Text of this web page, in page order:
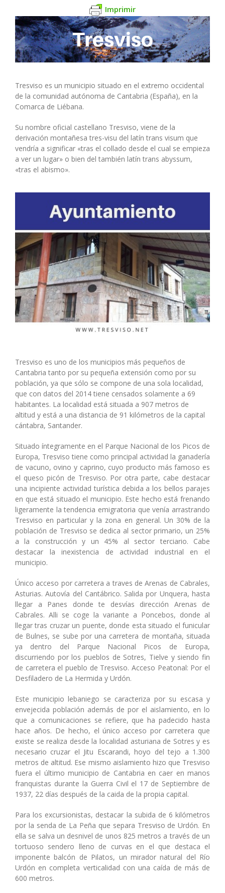
Imprimir
Tresviso es un municipio situado en el extremo occidental
de la comunidad autónoma de Cantabria (España), en la
Comarca de Liébana.
Su nombre oficial castellano Tresviso, viene de la
derivación montañesa tres-visu del latín trans visum que
vendría a significar «tras el collado desde el cual se empieza
a ver un lugar» o bien del también latín trans abyssum,
«tras el abismo».
Tresviso es uno de los municipios más pequeños de
Cantabria tanto por su pequeña extensión como por su
población, ya que sólo se compone de una sola localidad,
que con datos del 2014 tiene censados solamente a 69
habitantes. La localidad está situada a 907 metros de
altitud y está a una distancia de 91 kilómetros de la capital
cántabra, Santander.
Situado íntegramente en el Parque Nacional de los Picos de
Europa, Tresviso tiene como principal actividad la ganadería
de vacuno, ovino y caprino, cuyo producto más famoso es
el queso picón de Tresviso. Por otra parte, cabe destacar
una incipiente actividad turística debida a los bellos parajes
en que está situado el municipio. Este hecho está frenando
ligeramente la tendencia emigratoria que venía arrastrando
Tresviso en particular y la zona en general. Un 30% de la
población de Tresviso se dedica al sector primario, un 25%
a la construcción y un 45% al sector terciario. Cabe
destacar la inexistencia de actividad industrial en el
municipio.
Único acceso por carretera a traves de Arenas de Cabrales,
Asturias. Autovía del Cantábrico. Salida por Unquera, hasta
llegar a Panes donde te desvías dirección Arenas de
Cabrales. Alli se coge la variante a Poncebos, donde al
llegar tras cruzar un puente, donde esta situado el funicular
de Bulnes, se sube por una carretera de montaña, situada
ya dentro del Parque Nacional Picos de Europa,
discurriendo por los pueblos de Sotres, Tielve y siendo fin
de carretera el pueblo de Tresviso. Acceso Peatonal: Por el
Desfiladero de La Hermida y Urdón.
Este municipio lebaniego se caracteriza por su escasa y
envejecida población además de por el aislamiento, en lo
que a comunicaciones se refiere, que ha padecido hasta
hace años. De hecho, el único acceso por carretera que
existe se realiza desde la localidad asturiana de Sotres y es
necesario cruzar el Jitu Escarandi, hoyo del tejo a 1.300
metros de altitud. Ese mismo aislamiento hizo que Tresviso
fuera el último municipio de Cantabria en caer en manos
franquistas durante la Guerra Civil el 17 de Septiembre de
1937, 22 días después de la caida de la propia capital.
Para los excursionistas, destacar la subida de 6 kilómetros
por la senda de La Peña que separa Tresviso de Urdón. En
ella se salva un desnivel de unos 825 metros a través de un
tortuoso sendero lleno de curvas en el que destaca el
imponente balcón de Pilatos, un mirador natural del Río
Urdón en completa verticalidad con una caída de más de
600 metros.